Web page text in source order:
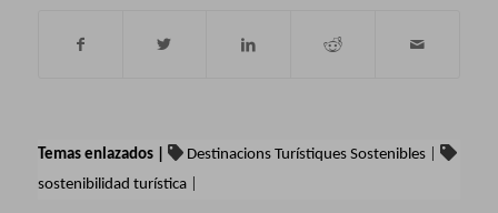
Temas enlazados | Destinacions Turístiques Sostenibles
sostenibilidad turística